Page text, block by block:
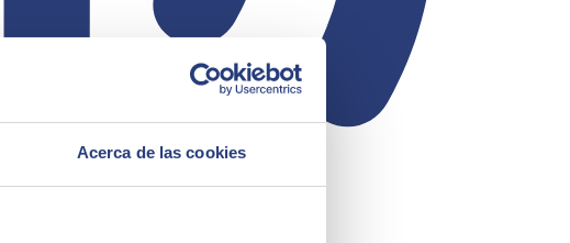
Acerca de las cookies